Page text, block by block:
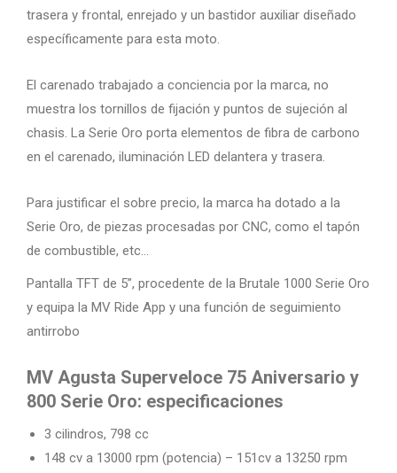
trasera y frontal, enrejado y un bastidor auxiliar diseñado
específicamente para esta moto.
El carenado trabajado a conciencia por la marca, no
muestra los tornillos de fijación y puntos de sujeción al
chasis. La Serie Oro porta elementos de fibra de carbono
en el carenado, iluminación LED delantera y trasera.
Para justificar el sobre precio, la marca ha dotado a la
Serie Oro, de piezas procesadas por CNC, como el tapón
de combustible, etc…
Pantalla TFT de 5”, procedente de la Brutale 1000 Serie Oro
y equipa la MV Ride App y una función de seguimiento
antirrobo
MV Agusta Superveloce 75 Aniversario y
800 Serie Oro: especificaciones
3 cilindros, 798 cc
148 cv a 13000 rpm (potencia) – 151cv a 13250 rpm